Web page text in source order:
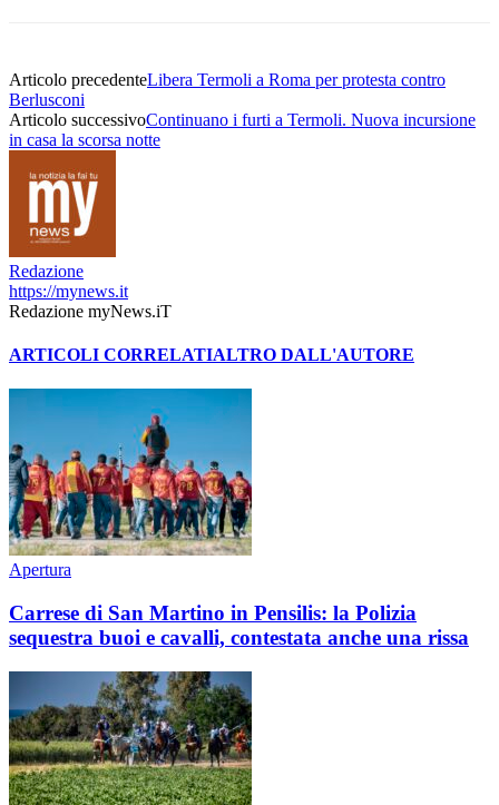
Articolo precedenteLibera Termoli a Roma per protesta contro
Berlusconi
Articolo successivoContinuano i furti a Termoli. Nuova incursione
in casa la scorsa notte
Redazione
https://mynews.it
Redazione myNews.iT
ARTICOLI CORRELATIALTRO DALL'AUTORE
Apertura
Carrese di San Martino in Pensilis: la Polizia
sequestra buoi e cavalli, contestata anche una rissa